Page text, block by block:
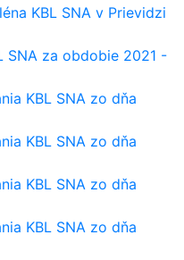
KBL SNA v Prievidzi
SNA za obdobie 2021 -
KBL SNA zo dňa
KBL SNA zo dňa
KBL SNA zo dňa
KBL SNA zo dňa